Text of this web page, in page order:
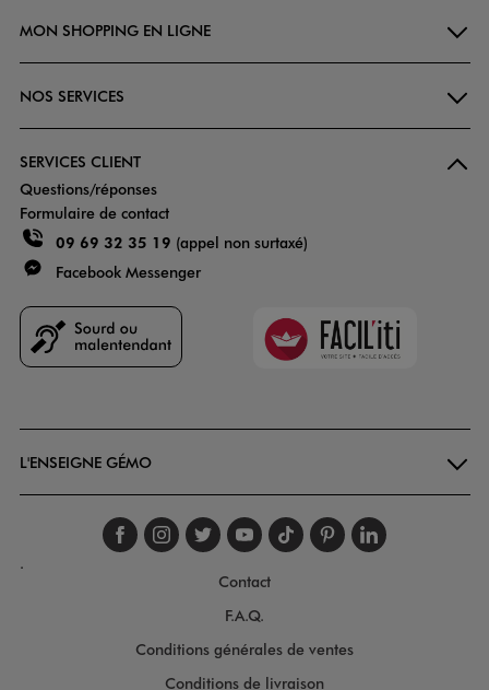
MON SHOPPING EN LIGNE
NOS SERVICES
SERVICES CLIENT
Questions/réponses
Formulaire de contact
09 69 32 35 19 (appel non surtaxé)
Facebook Messenger
Faciliti
L'ENSEIGNE GÉMO
Suivez-nous sur
Suivez-nous sur
Suivez-nous sur
Suivez-nous
Suivez-nous
Suivez-
.
Contact
F.A.Q.
Conditions générales de ventes
Conditions de livraison